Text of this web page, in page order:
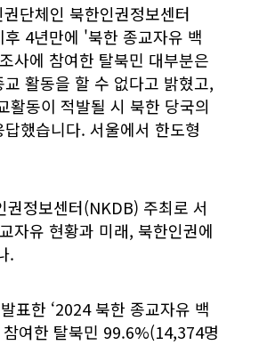
단체인 북한인권정보센터
4년만에 '북한 종교자유 백
사에 참여한 탈북민 대부분은
활동을 할 수 없다고 밝혔고,
활동이 적발될 시 북한 당국의
했습니다. 서울에서 한도형
권정보센터(NKDB) 주최로 서
자유 현황과 미래, 북한인권에
.
표한 ‘2024 북한 종교자유 백
여한 탈북민 99.6%(14,374명